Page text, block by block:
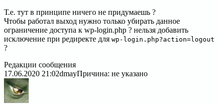
Т.е. тут в принципе ничего не придумаешь ?
Чтобы работал выход нужно только убирать данное
ограничение доступа к wp-login.php ? нельзя добавить
исключение при редиректе для wp-login.php?action=logout
?
Редакции сообщения
17.06.2020 21:02dmayПричина: не указано